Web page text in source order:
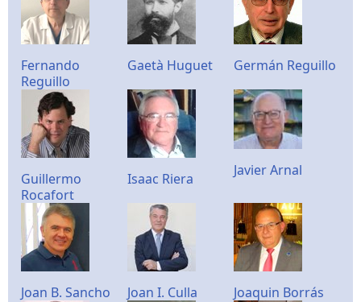
Fernando
Reguillo
Gaetà Huguet Germán Reguillo
Guillermo
Rocafort
Isaac Riera Javier Arnal
Joan B. Sancho Joan I. Culla Joaquin Borrás